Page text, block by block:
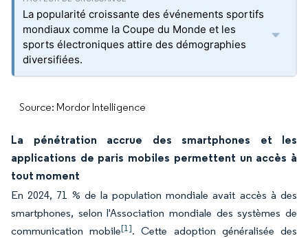
La popularité croissante des événements sportifs
mondiaux comme la Coupe du Monde et les
sports électroniques attire des démographies
diversifiées.
Source: Mordor Intelligence
La pénétration accrue des smartphones et les
applications de paris mobiles permettent un accès à
tout moment
En 2024, 71 % de la population mondiale avait accès à des
smartphones, selon l'Association mondiale des systèmes de
communication mobile[1]. Cette adoption généralisée des